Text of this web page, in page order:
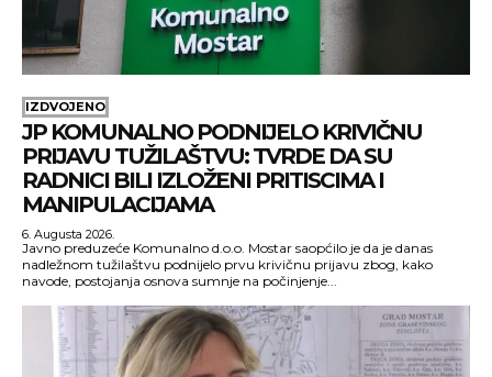
IZDVOJENO
JP KOMUNALNO PODNIJELO KRIVIČNU
PRIJAVU TUŽILAŠTVU: TVRDE DA SU
RADNICI BILI IZLOŽENI PRITISCIMA I
MANIPULACIJAMA
6. Augusta 2026.
Javno preduzeće Komunalno d.o.o. Mostar saopćilo je da je danas
nadležnom tužilaštvu podnijelo prvu krivičnu prijavu zbog, kako
navode, postojanja osnova sumnje na počinjenje...